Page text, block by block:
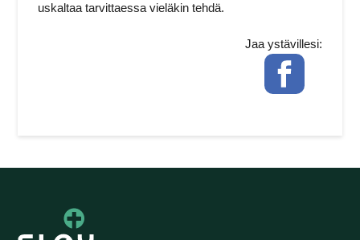
uskaltaa tarvittaessa vieläkin tehdä.
Jaa ystävillesi:
Facebook